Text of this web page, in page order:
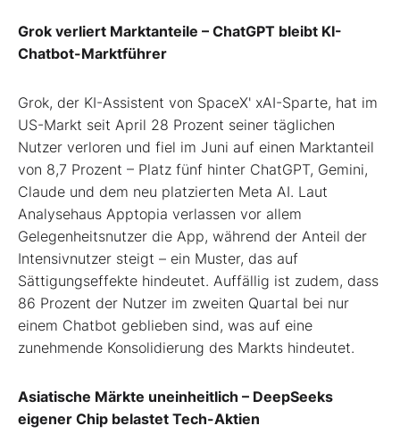
Grok verliert Marktanteile – ChatGPT bleibt KI-
Chatbot-Marktführer
Grok, der KI-Assistent von SpaceX' xAI-Sparte, hat im
US-Markt seit April 28 Prozent seiner täglichen
Nutzer verloren und fiel im Juni auf einen Marktanteil
von 8,7 Prozent – Platz fünf hinter ChatGPT, Gemini,
Claude und dem neu platzierten Meta AI. Laut
Analysehaus Apptopia verlassen vor allem
Gelegenheitsnutzer die App, während der Anteil der
Intensivnutzer steigt – ein Muster, das auf
Sättigungseffekte hindeutet. Auffällig ist zudem, dass
86 Prozent der Nutzer im zweiten Quartal bei nur
einem Chatbot geblieben sind, was auf eine
zunehmende Konsolidierung des Markts hindeutet.
Asiatische Märkte uneinheitlich – DeepSeeks
eigener Chip belastet Tech-Aktien